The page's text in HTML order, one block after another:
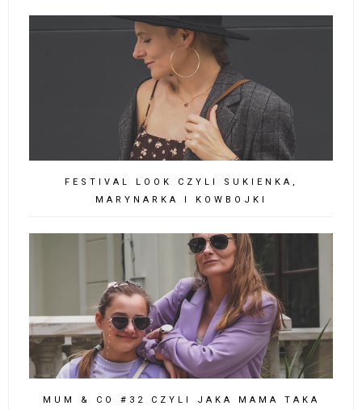
FESTIVAL LOOK CZYLI SUKIENKA,
MARYNARKA I KOWBOJKI
MUM & CO #32 CZYLI JAKA MAMA TAKA